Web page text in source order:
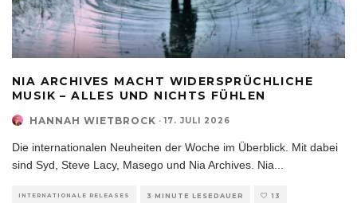
NIA ARCHIVES MACHT WIDERSPRÜCHLICHE
MUSIK – ALLES UND NICHTS FÜHLEN
HANNAH WIETBROCK · 17. JULI 2026
Die internationalen Neuheiten der Woche im Überblick. Mit dabei
sind Syd, Steve Lacy, Masego und Nia Archives. Nia
INTERNATIONALE RELEASES 3 MINUTE LESEDAUER 13